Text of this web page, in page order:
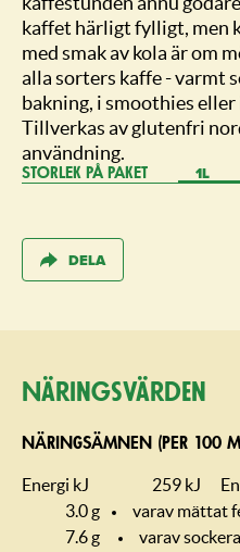
kaffet härligt fylligt, men
med smak av kola är om
alla sorters kaffe - varmt
bakning, i smoothies
Tillverkas av glutenfri
användning.
STORLEK PÅ PAKET 1L
DELA
Näringsvärden
NÄRINGSÄMNEN (PER 100
Energi kJ 259 kJ
3.0 g
varav mättat
7.6 g
varav